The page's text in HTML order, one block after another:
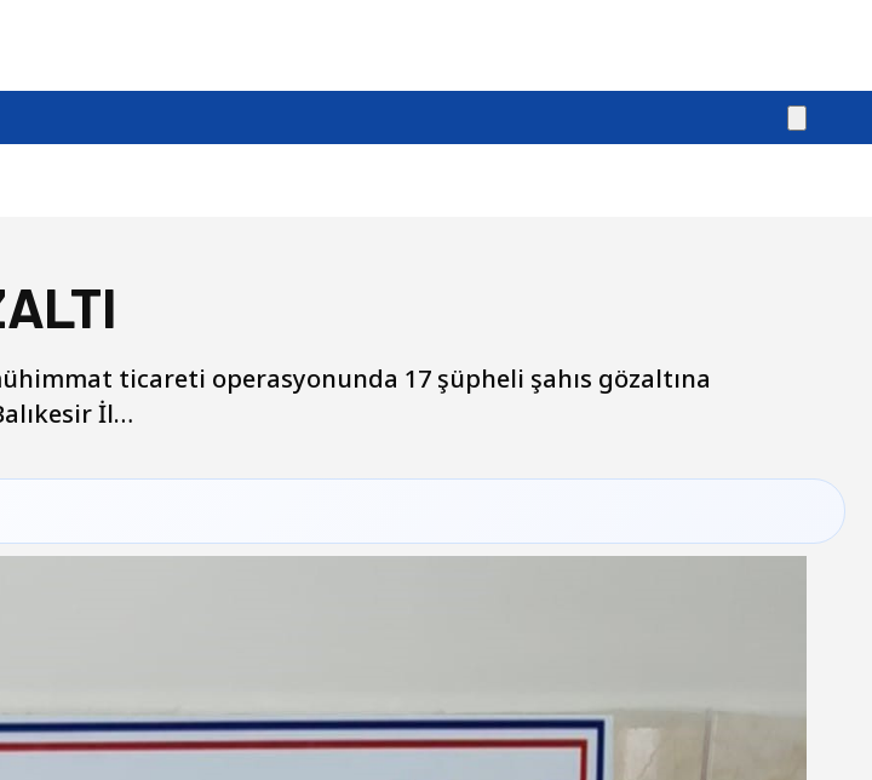
ticareti operasyonunda 17 şüpheli şahıs gözaltına
İl…